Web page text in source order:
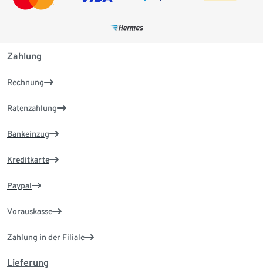
Zahlung
Rechnung
Ratenzahlung
Bankeinzug
Kreditkarte
Paypal
Vorauskasse
Zahlung in der Filiale
Lieferung